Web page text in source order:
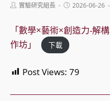
Post實驗研究組長
Post2026-06-26
「數學×藝術×創造力-解
作坊」
下載
Post Views: 79